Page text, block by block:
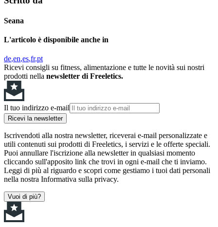
Seana
L'articolo è disponibile anche in
de en es fr pt
Ricevi consigli su fitness, alimentazione e tutte le novità sui nostri
prodotti nella newsletter di Freeletics.
Il tuo indirizzo e-mail
Ricevi la newsletter
Iscrivendoti alla nostra newsletter, riceverai e-mail personalizzate e
utili contenuti sui prodotti di Freeletics, i servizi e le offerte speciali.
Puoi annullare l'iscrizione alla newsletter in qualsiasi momento
cliccando sull'apposito link che trovi in ogni e-mail che ti inviamo.
Leggi di più al riguardo e scopri come gestiamo i tuoi dati personali
nella nostra Informativa sulla privacy.
Vuoi di più?